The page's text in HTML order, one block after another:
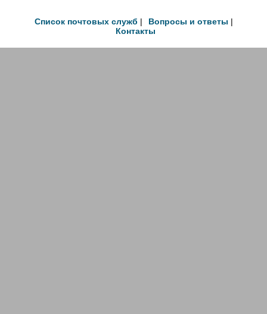
Список почтовых служб | Вопросы и ответы |
Контакты